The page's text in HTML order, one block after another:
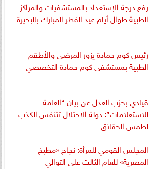
رفع درجة الإستعداد بالمستشفيات والمراكز
الطبية طوال أيام عيد الفطر المبارك بالبحيرة
رئيس كوم حمادة يزور المرضى والأطقم
الطبية بمستشفى كوم حمادة التخصصي
قيادي بحزب العدل عن بيان “العامة
للاستعلامات”: دولة الاحتلال تتنفس الكذب
لطمس الحقائق
المجلس القومي للمرأة: نجاح «مطبخ
المصرية» للعام الثالث على التوالي